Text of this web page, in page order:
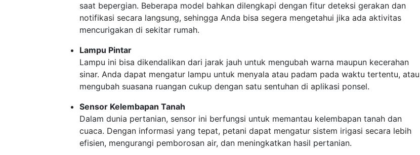
saat bepergian. Beberapa model bahkan dilengkapi dengan fitur deteksi gerakan dan
notifikasi secara langsung, sehingga Anda bisa segera mengetahui jika ada aktivitas
mencurigakan di sekitar rumah.
Lampu Pintar
Lampu ini bisa dikendalikan dari jarak jauh untuk mengubah warna maupun kecerahan
sinar. Anda dapat mengatur lampu untuk menyala atau padam pada waktu tertentu, atau
mengubah suasana ruangan cukup dengan satu sentuhan di aplikasi ponsel.
Sensor Kelembapan Tanah
Dalam dunia pertanian, sensor ini berfungsi untuk memantau kelembapan tanah dan
cuaca. Dengan informasi yang tepat, petani dapat mengatur sistem irigasi secara lebih
efisien, mengurangi pemborosan air, dan meningkatkan hasil pertanian.